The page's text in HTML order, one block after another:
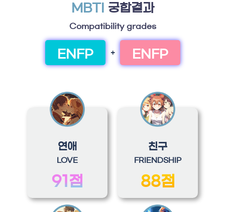
MBTI 궁합결과
Compatibility grades
ENFP + ENFP
연애
LOVE
91점
친구
FRIENDSHIP
88점